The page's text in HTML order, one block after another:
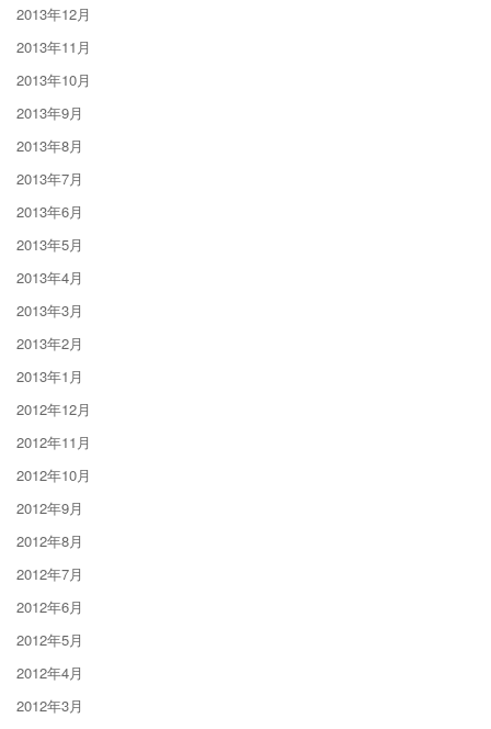
2013年12月
2013年11月
2013年10月
2013年9月
2013年8月
2013年7月
2013年6月
2013年5月
2013年4月
2013年3月
2013年2月
2013年1月
2012年12月
2012年11月
2012年10月
2012年9月
2012年8月
2012年7月
2012年6月
2012年5月
2012年4月
2012年3月